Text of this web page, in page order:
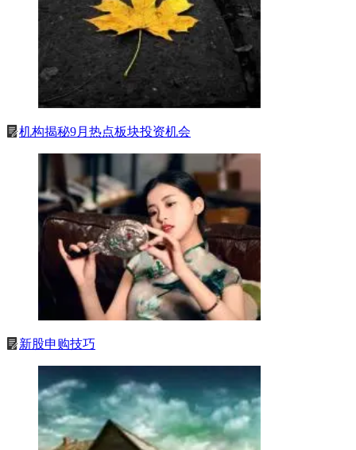
机构揭秘9月热点板块投资机会
新股申购技巧